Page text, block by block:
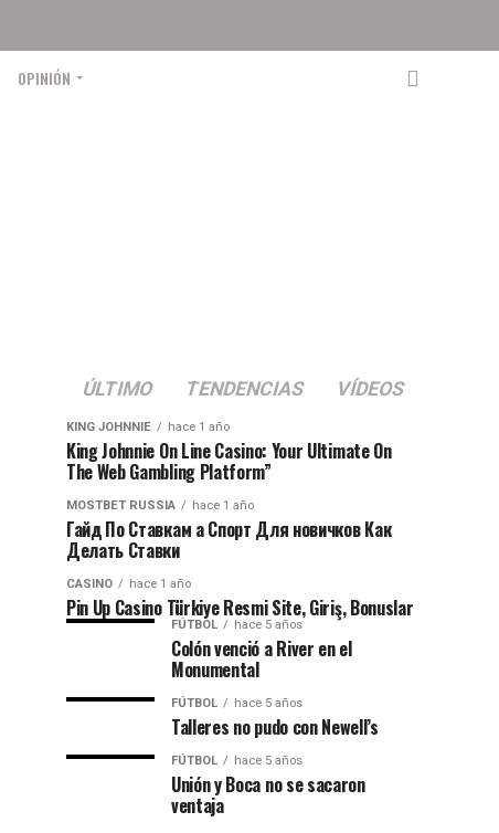
OPINIÓN
ÚLTIMO TENDENCIAS VÍDEOS
KING JOHNNIE hace 1 año
King Johnnie On Line Casino: Your Ultimate On
The Web Gambling Platform”
MOSTBET RUSSIA hace 1 año
Гайд По Ставкам а Спорт Для новичков Как
Делать Ставки
CASINO hace 1 año
Pin Up Casino Türkiye Resmi Site, Giriş, Bonuslar
FÚTBOL hace 5 años
Colón venció a River en el
Monumental
FÚTBOL hace 5 años
Talleres no pudo con Newell’s
FÚTBOL hace 5 años
Unión y Boca no se sacaron
ventaja